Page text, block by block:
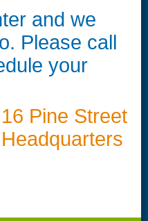
and we
Please call
your
Pine Street